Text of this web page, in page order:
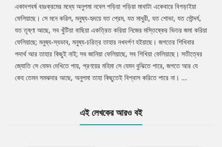
Tab
Article
একাদশবর্ষ বয়ঃক্রমের মধ্যে অনুপমা নবেল পড়িয়া পড়িয়া মাথাটা একেবারে বিগড়াইয়া
ফেলিয়াছে। সে মনে করিল, মনুষ্য-হৃদয়ে যত প্রেম, যত মাধুরী, যত শোভা, যত সৌন্দর্য,
যত তৃষ্ণা আছে, সব খুঁটিয়া বাছিয়া একত্রিত করিয়া নিজের মস্তিষ্কের ভিতর জমা করিয়া
ফেলিয়াছে; মনুষ্য-স্বভাব, মনুষ্য-চরিত্র তাহার নখদর্পণ হইয়াছে। জগতের শিখিবার
পদার্থ আর তাহার কিছুই নাই; সব জানিয়া ফেলিয়াছে, সব শিখিয়া ফেলিয়াছে। সতীত্বের
জ্যোতি সে যেমন দেখিতে পায়, প্রণয়ের মহিমা সে যেমন বুঝিতে পারে, জগতে আর যে
কেহ তেমন সমঝদার আছে, অনুপমা তাহা কিছুতেই বিশ্বাস করিতে পারে না। ....
এই লেখকের আরও বই